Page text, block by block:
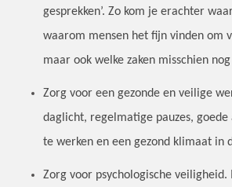
gesprekken’. Zo kom je erachter
waarom mensen het fijn vinden om
maar ook welke zaken misschien
Zorg voor een gezonde en veilige
daglicht, regelmatige pauzes,
te werken en een gezond klimaat in
Zorg voor psychologische